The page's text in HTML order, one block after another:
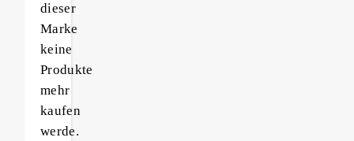
dieser
Marke
keine
Produkte
mehr
kaufen
werde.